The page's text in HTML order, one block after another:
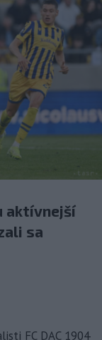
aktívnejší
sa
FC DAC 1904